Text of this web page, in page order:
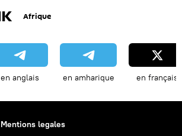
Afrique
en anglais en amharique en français
Mentions legales